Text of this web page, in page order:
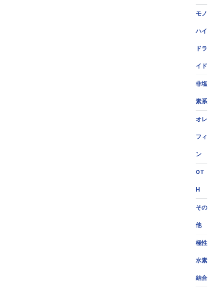
モノ
ハイ
ドラ
イド
非塩
素系
オレ
フィ
ン
OT
H
その
他
極性
水素
結合